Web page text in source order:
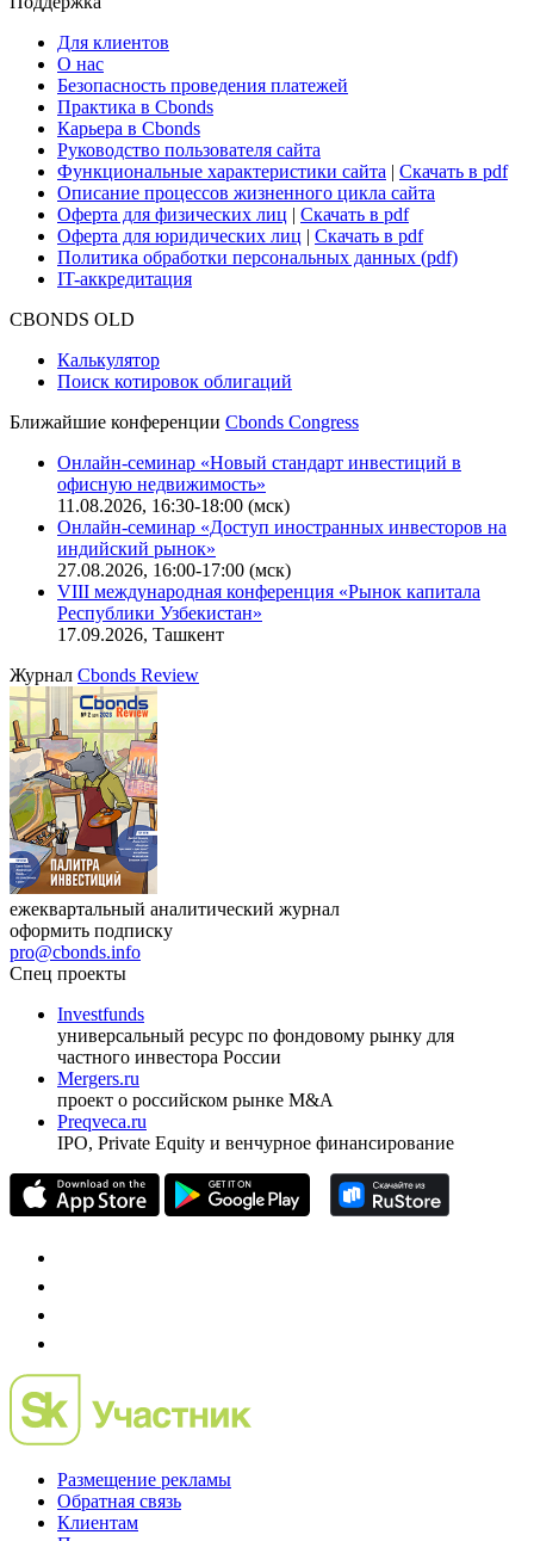
Для клиентов
О нас
Безопасность проведения платежей
Практика в Cbonds
Карьера в Cbonds
Руководство пользователя сайта
Функциональные характеристики сайта | Скачать в pdf
Описание процессов жизненного цикла сайта
Оферта для физических лиц | Скачать в pdf
Оферта для юридических лиц | Скачать в pdf
Политика обработки персональных данных (pdf)
IT-аккредитация
CBONDS OLD
Калькулятор
Поиск котировок облигаций
Ближайшие конференции Cbonds Congress
Онлайн-семинар «Новый стандарт инвестиций в
офисную недвижимость»
11.08.2026, 16:30-18:00 (мск)
Онлайн-семинар «Доступ иностранных инвесторов на
индийский рынок»
27.08.2026, 16:00-17:00 (мск)
VIII международная конференция «Рынок капитала
Республики Узбекистан»
17.09.2026, Ташкент
Журнал Cbonds Review
ежеквартальный аналитический журнал
оформить подписку
pro@cbonds.info
Спец проекты
Investfunds
универсальный ресурс по фондовому рынку для
частного инвестора России
Mergers.ru
проект о российском рынке M&A
Preqveca.ru
IPO, Private Equity и венчурное финансирование
Размещение рекламы
Обратная связь
Клиентам